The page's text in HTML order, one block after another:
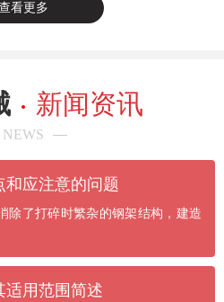
看更多
新闻资讯
NEWS
和应注意的问题
除了打碎时繁杂的钢架结构，建造
适用范围简述